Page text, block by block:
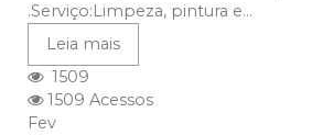
.Serviço:Limpeza, pintura e...
Leia mais
1509
1509 Acessos
Fev